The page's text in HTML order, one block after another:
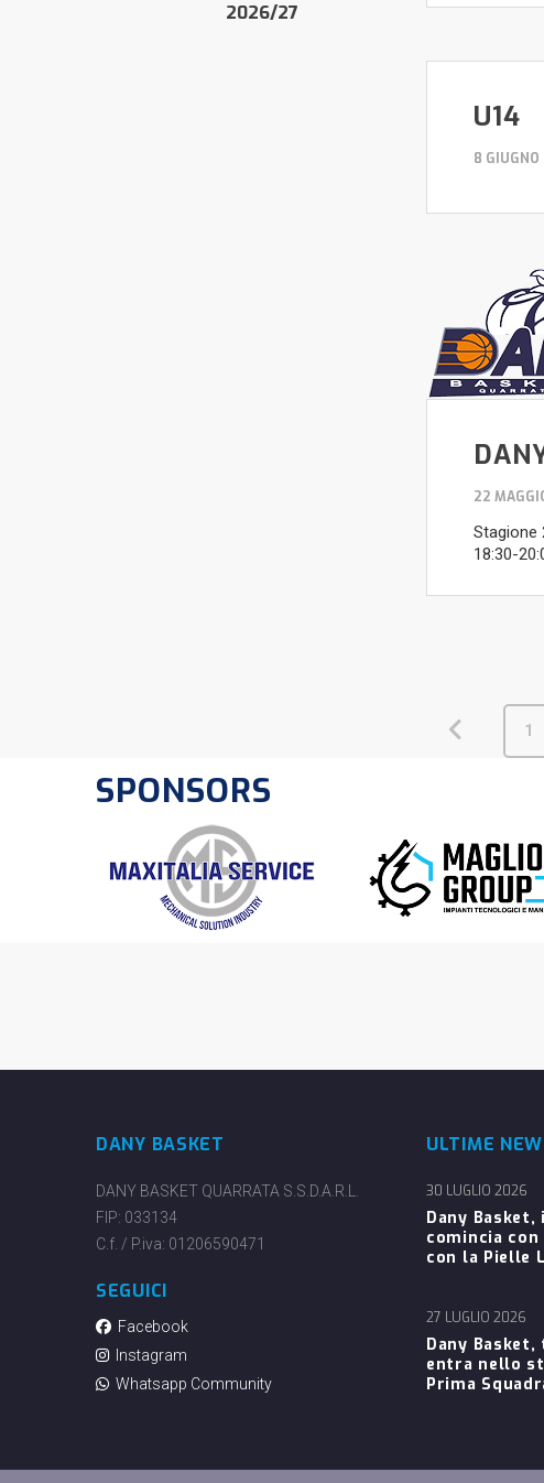
U14
8 GIUGNO
22
Stagione
18:30-
1
2026/27
SPONSORS
DANY BASKET
DANY BASKET QUARRATA S.S.D.A.R.L.
FIP: 033134
C.f. / P.iva: 01206590471
SEGUICI
Facebook
Instagram
Whatsapp Community
ULTIME
Dany
comincia
con la Pielle
30 LUGLIO 2026
Dany
entra nello
Prima
27 LUGLIO 2026